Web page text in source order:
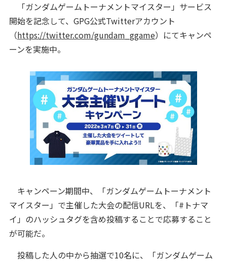
「ガンダムゲームトーナメントマイスター」サービス
開始を記念して、GPG公式Twitterアカウント
（https://twitter.com/gundam_ggame）にてキャンペ
ーンを実施中。
キャンペーン期間中、「ガンダムゲームトーナメント
マイスター」で主催した大会の配信URLを、「#トナマ
イ」のハッシュタグを含め投稿することで応募すること
が可能だ。
投稿した人の中から抽選で10名に、「ガンダムゲーム